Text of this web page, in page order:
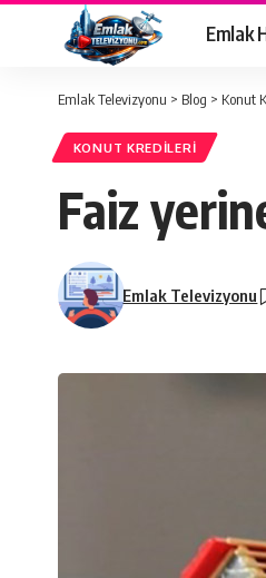
Emlak
Emlak Televizyonu > Blog > Konut
KONUT KREDILERI
Faiz
Emlak Televizyonu